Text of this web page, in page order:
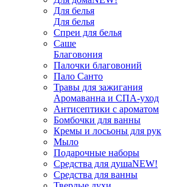
Для белья
Для белья
Спреи для белья
Саше
Благовония
Палочки благовоний
Пало Санто
Травы для зажигания
Аромаванна и СПА-уход
Антисептики с ароматом
Бомбочки для ванны
Кремы и лосьоны для рук
Мыло
Подарочные наборы
Средства для душаNEW!
Средства для ванны